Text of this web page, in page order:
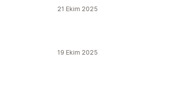
21 Ekim 2025
19 Ekim 2025